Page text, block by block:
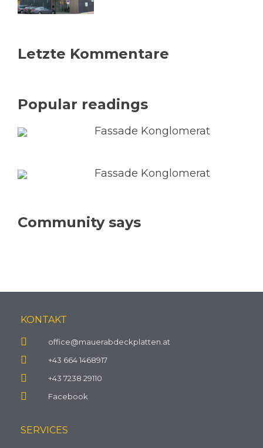
Letzte Kommentare
Popular readings
Fassade Konglomerat
Fassade Konglomerat
Community says
KONTAKT
office@mauerabdeckplatten.at
+43 664 1468917
+43 7238 29110
Facebook
SERVICES